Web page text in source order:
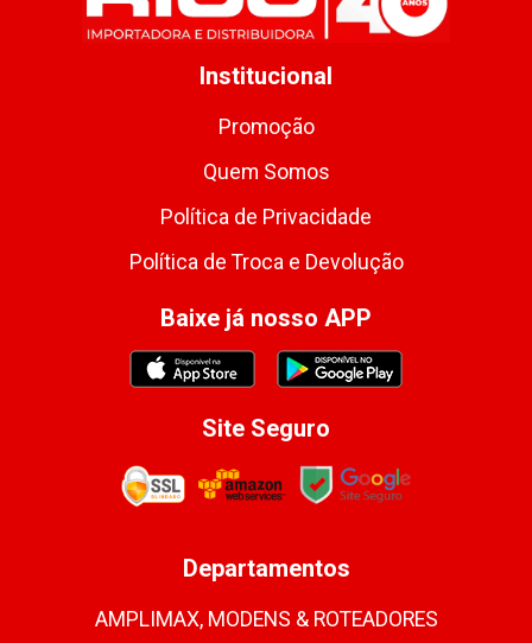
Institucional
Promoção
Quem Somos
Política de Privacidade
Política de Troca e Devolução
Baixe já nosso APP
Site Seguro
Departamentos
AMPLIMAX, MODENS & ROTEADORES